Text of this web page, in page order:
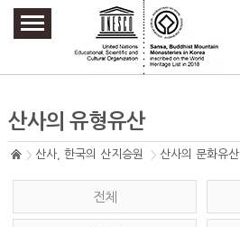
주요메뉴 바로가기
본문 바로가기
하단메뉴 바로가기
산사의 유형유산
산사, 한국의 산지승원 산사의 문화유산
전체